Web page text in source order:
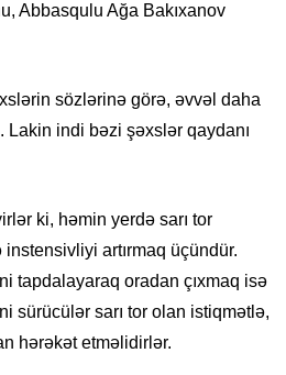
Abbasqulu Ağa Bakıxanov
sözlərinə görə, əvvəl daha
indi bəzi şəxslər qaydanı
ki, həmin yerdə sarı tor
artırmaq üçündür.
tapdalayaraq oradan çıxmaq isə
sürücülər sarı tor olan istiqmətlə,
hərəkət etməlidirlər.